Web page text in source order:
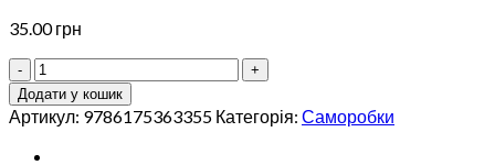
35.00грн
Забавні
3D
історії
квілінг
кількість
Додати у кошик
Артикул: 9786175363355 Категорія: Саморобки